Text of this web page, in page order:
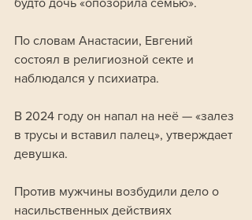
будто дочь «опозорила семью».
По словам Анастасии, Евгений
состоял в религиозной секте и
наблюдался у психиатра.
В 2024 году он напал на неё — «залез
в трусы и вставил палец», утверждает
девушка.
Против мужчины возбудили дело о
насильственных действиях